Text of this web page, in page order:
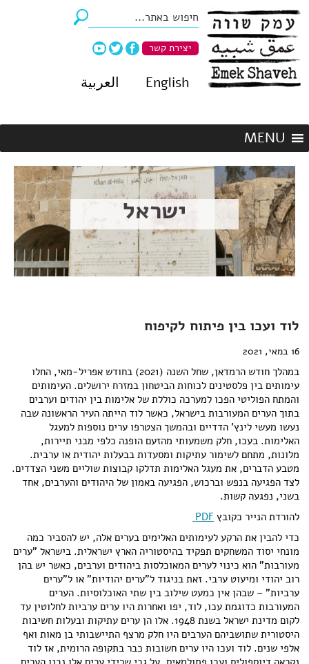
יצירת קשר
English العربية
ישראל
לוד ועכו בין פיתוח לקיפוח
16 במאי, 2021
במהלך חודש הרמדאן, שחל השנה (2021) בחודש אפריל-מאי, החלו
עימותים בין פלסטינים לכוחות הביטחון במזרח ירושלים. העימותים
והמתח הפוליטי הפכו למערכה כוללת של אלימות בין יהודים וערבים
בתוך הערים המעורבות בישראל, כאשר לוד הייתה העיר הראשונה שבה
נעשו מעשי לינץ' הדדיים ובהמשך הצטרפו ערים נוספות למעגל
האלימות. בעכו, חלק משמעותי מהזעם הופנה כלפי מבני תיירות,
מלונות, מתחם לשימור עתיקות ומסעדות בבעלות יהודית או ערבית.
מטבע הדברים, את מעגל האלימות תדלקו קבוצות שוליים משני הצדדים.
לצד הפגיעה בנפש וברכוש, הפגיעה באמון של היהודים והערבים, אחד
בשני, נפגעה קשות.
להורדת הנייר כקובץ PDF
כדי להבין את הרקע לעימותים האלימים בערים אלה, יש להסביר כמה
מונחי יסוד המשחקים תפקיד בהיסטוריה הארץ ישראלית. בישראל "ערים
מעורבות" הוא כינוי לערים המאוכלסות ביהודים וערבים, כאשר יש בהן
רוב יהודי ומיעוט ערבי. זאת בניגוד ל"ערים יהודיות" או ל"ערים
ערביות" – שבהן אין כמעט שילוב בין שתי האוכלוסיות. הערים
המעורבות כדוגמת עכו, לוד, יפו ואחרות היו ערים ערביות לחלוטין עד
לקום מדינת ישראל בשנת 1948. אלו הן ערים עתיקות ובעלות חשיבות
היסטורית שתושביהם הערבים היו חלק מרצף התיישבותי בן מאות ואף
אלפי שנים. לוד ועכו היו ערים חשובות כבר בתקופה הרומית, אז לוד